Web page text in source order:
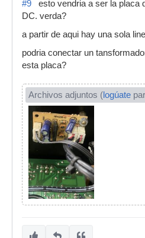
#9 esto vendria a ser la placa
DC. verda?
a partir de aqui hay una sola
podria conectar un
esta placa?
Archivos adjuntos (logúate